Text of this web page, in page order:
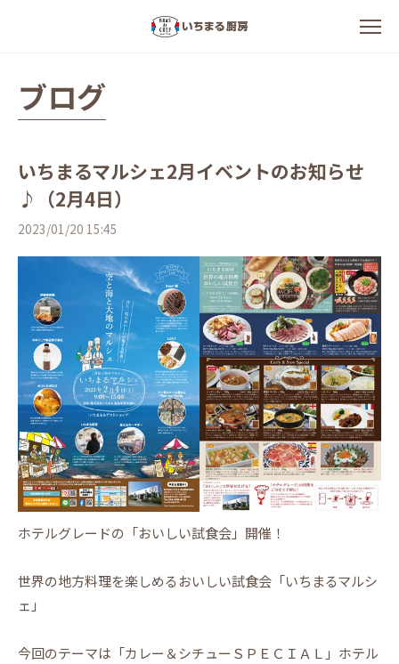
ブログ
いちまるマルシェ2月イベントのお知らせ
♪（2月4日）
2023/01/20 15:45
ホテルグレードの「おいしい試食会」開催！
世界の地方料理を楽しめるおいしい試食会「いちまるマルシ
ェ」
今回のテーマは「カレー＆シチューＳＰＥＣＩＡＬ」ホテル